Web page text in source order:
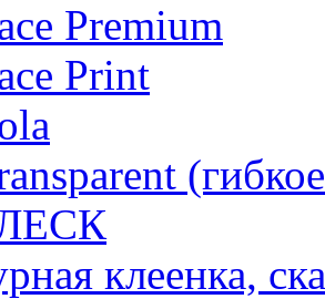
Premium
Print
клеенка,